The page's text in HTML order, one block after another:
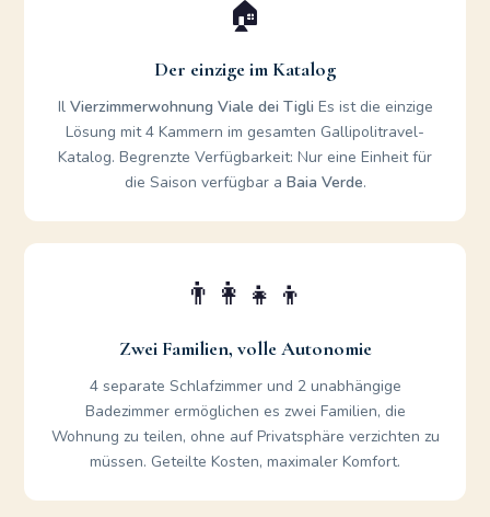
🏠
Der einzige im Katalog
Il Vierzimmerwohnung Viale dei Tigli Es ist die einzige
Lösung mit 4 Kammern im gesamten Gallipolitravel-
Katalog. Begrenzte Verfügbarkeit: Nur eine Einheit für
die Saison verfügbar a Baia Verde.
👨‍👩‍👧‍👦
Zwei Familien, volle Autonomie
4 separate Schlafzimmer und 2 unabhängige
Badezimmer ermöglichen es zwei Familien, die
Wohnung zu teilen, ohne auf Privatsphäre verzichten zu
müssen. Geteilte Kosten, maximaler Komfort.